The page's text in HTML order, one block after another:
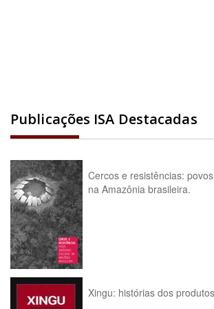
Publicações ISA Destacadas
Cercos e resistências:
na Amazônia brasileira.
Xingu: histórias dos